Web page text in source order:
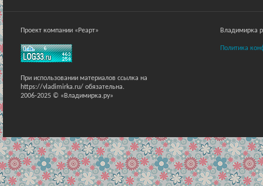
Проект компании «Реарт»
При использовании материалов ссылка на
https://vladimirka.ru/ обязательна.
2006-2025 © «Владимирка.ру»
Владимирка
Политика